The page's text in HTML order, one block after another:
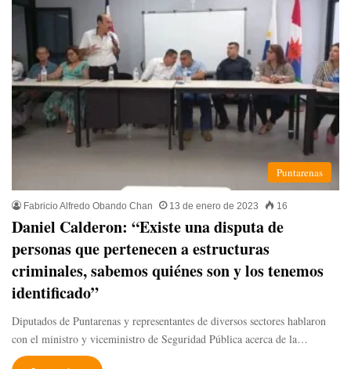
Puntarenas
Fabricio Alfredo Obando Chan 13 de enero de 2023 16
Daniel Calderon: “Existe una disputa de
personas que pertenecen a estructuras
criminales, sabemos quiénes son y los tenemos
identificado”
Diputados de Puntarenas y representantes de diversos sectores hablaron
con el ministro y viceministro de Seguridad Pública acerca de la…